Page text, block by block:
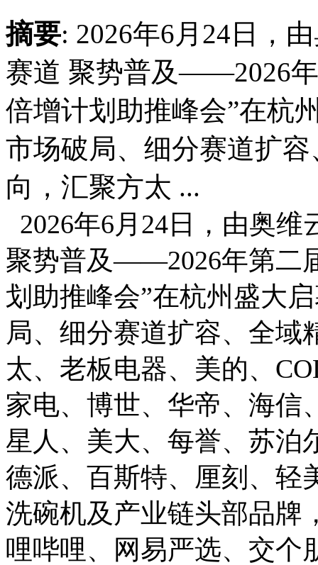
摘要: 2026年6月24日，
赛道 聚势普及——2026
倍增计划助推峰会”在杭
市场破局、细分赛道扩
向，汇聚方太 ...
2026年6月24日，由奥
聚势普及——2026年第二
划助推峰会”在杭州盛大
局、细分赛道扩容、全域
太、老板电器、美的、
家电、博世、华帝、海信
星人、美大、每誉、苏泊
德派、百斯特、厘刻、轻
洗碗机及产业链头部品牌
哩哔哩、网易严选、交个